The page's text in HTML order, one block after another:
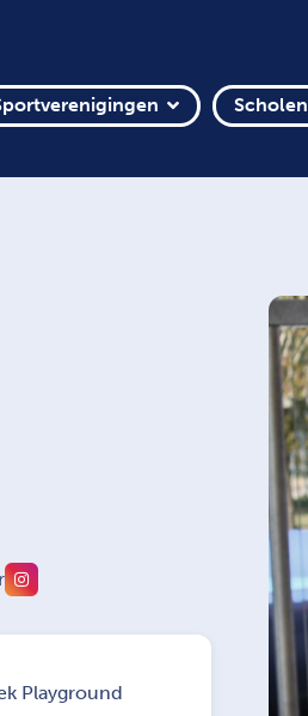
Scholen
Playground